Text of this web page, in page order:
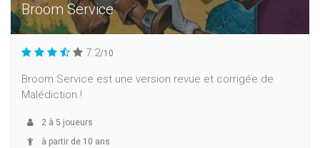
Broom Service
7.2/10
Broom Service est une version revue et corrigée de
Malédiction !
2 à 5 joueurs
à partir de 10 ans